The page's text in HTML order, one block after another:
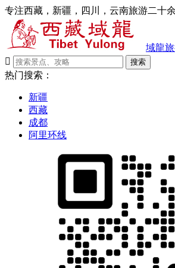
专注西藏，新疆，四川，云南旅游二十
域龍

搜索
热门搜索：
新疆
西藏
成都
阿里环线